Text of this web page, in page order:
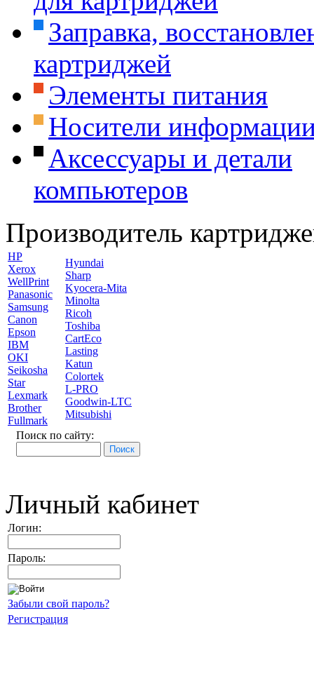
Заправка,
картриджей
Элементы питания
Носители
Аксессуары и детали
компьютеров
Производитель
HP
Xerox
WellPrint
Panasonic
Samsung
Canon
Epson
IBM
OKI
Seikosha
Star
Lexmark
Brother
Fullmark
Hyundai
Sharp
Kyocera-Mita
Minolta
Ricoh
Toshiba
CartEco
Lasting
Katun
Colortek
L-PRO
Goodwin-LTC
Mitsubishi
Поиск по сайту:
Личный кабинет
Логин:
Пароль:
Забыли свой пароль?
Регистрация